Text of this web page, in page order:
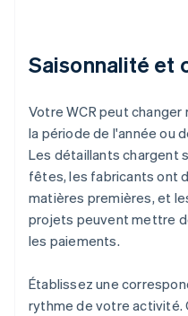
Saisonnalité et
Votre WCR peut
la période de l'année ou
Les détaillants chargent
fêtes, les fabricants ont
matières premières, et
projets peuvent mettre
les paiements.
Établissez une
rythme de votre activité.